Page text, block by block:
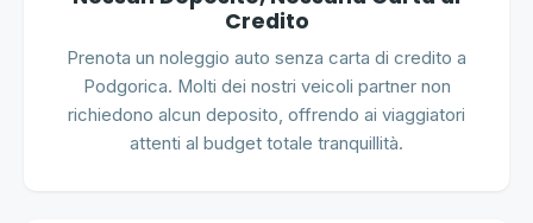
Credito
Prenota un noleggio auto senza carta di credito a
Podgorica. Molti dei nostri veicoli partner non
richiedono alcun deposito, offrendo ai viaggiatori
attenti al budget totale tranquillità.